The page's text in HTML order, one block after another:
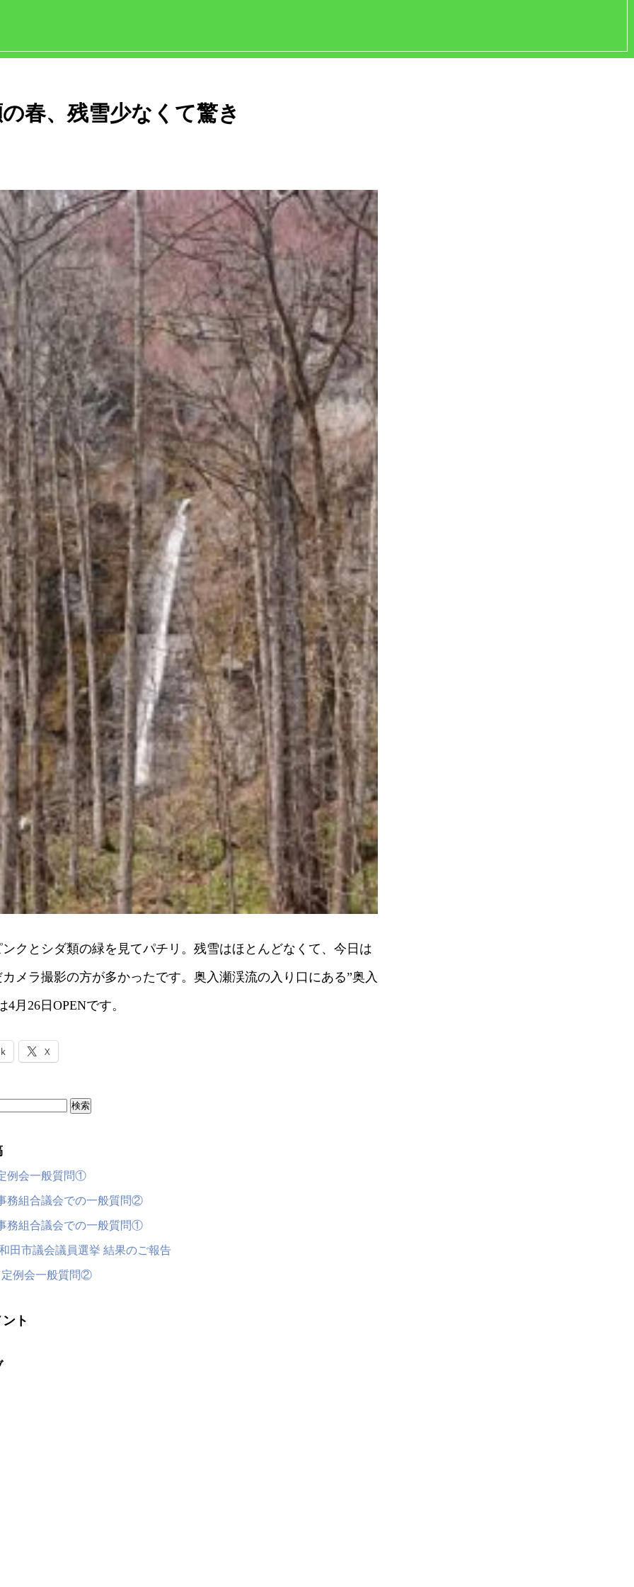
春、残雪少なくて驚き
クとシダ類の緑を見てパチリ。残雪はほとんどなくて、今日は
メラ撮影の方が多かったです。奥入瀬渓流の入り口にある”奥入
4月26日OPENです。
X
例会一般質問①
務組合議会での一般質問②
務組合議会での一般質問①
田市議会議員選挙 結果のご報告
定例会一般質問②
ト